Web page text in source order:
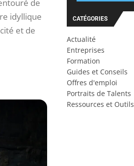
de
idyllique
et de
CATÉGORIES
Actualité
Entreprises
Formation
Guides et Conseils
Offres d'emploi
Portraits de Talents
Ressources et Outils